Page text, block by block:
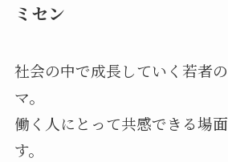
ミセン
社会の中で成長していく若者
マ。
働く人にとって共感できる場
す。